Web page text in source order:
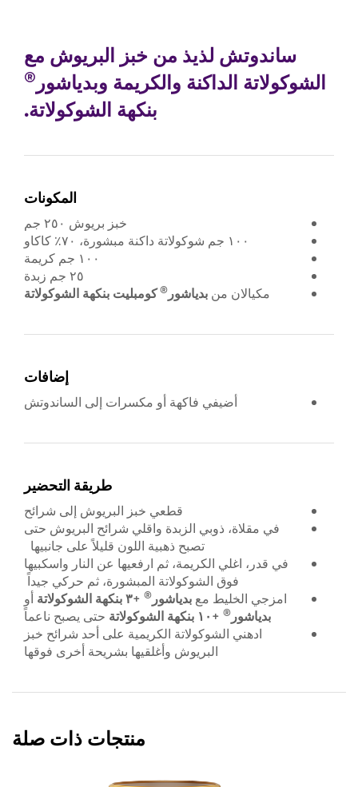
ساندوتش لذيذ من خبز البريوش مع
الشوكولاتة الداكنة والكريمة وبدياشور ®
بنكهة الشوكولاتة.
المكونات
خبز بريوش ٢٥٠ جم
١٠٠ جم شوكولاتة داكنة مبشورة، ٧٠٪ كاكاو
١٠٠ جم كريمة
٢٥ جم زبدة
مكيالان من بدياشور ®كومبليت بنكهة الشوكولاتة
إضافات
أضيفي فاكهة أو مكسرات إلى الساندوتش
طريقة التحضير
قطعي خبز البريوش إلى شرائح
في مقلاة، ذوبي الزبدة واقلي شرائح البريوش حتى
تصبح ذهبية اللون قليلاً على جانبيها
في قدر، اغلي الكريمة، ثم ارفعيها عن النار واسكبيها
فوق الشوكولاتة المبشورة، ثم حركي جيداً
امزجي الخليط مع بدياشور ® +٣ بنكهة الشوكولاتة
أو
بدياشور ® +١٠ بنكهة الشوكولاتة
حتى يصبح ناعماً
ادهني الشوكولاتة الكريمية على أحد شرائح خبز
البريوش وأغلقيها بشريحة أخرى فوقها
منتجات ذات صلة